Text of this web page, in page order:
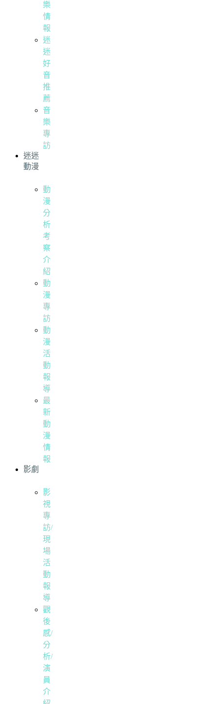
樂
情
報
迷
迷
好
音
推
薦
音
樂
專
訪
迷迷
動漫
動
漫
分
析
考
察
介
紹
動
漫
專
訪
動
漫
活
動
報
導
最
新
動
漫
情
報
影劇
影
視
專
訪/
現
場
活
動
報
導
觀
後
感/
分
析/
演
員
介